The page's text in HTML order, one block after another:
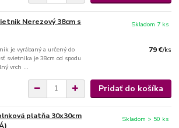
Nerezový 38cm s
je vyrábaný a určený do
svietnika je 38cm od spodu
vrch ...
79 €/ks
Skladom 7 ks
Pridať do košíka
platňa 30x30cm
Skladom > 50 ks